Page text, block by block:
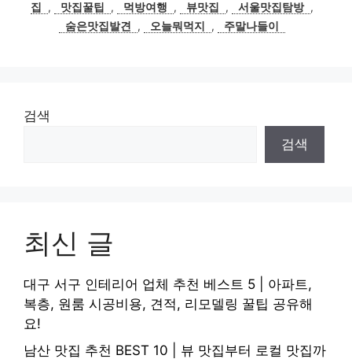
집
, 맛집꿀팁 , 먹방여행 , 뷰맛집 , 서울맛집탐방 ,
숨은맛집발견
, 오늘뭐먹지 , 주말나들이
검색
검색
최신 글
대구 서구 인테리어 업체 추천 베스트 5 | 아파트,
복층, 원룸 시공비용, 견적, 리모델링 꿀팁 공유해
요!
남산 맛집 추천 BEST 10 | 뷰 맛집부터 로컬 맛집까